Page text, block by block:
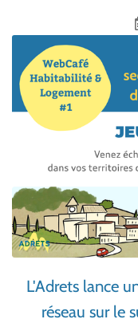
L'Adrets lance
réseau sur le